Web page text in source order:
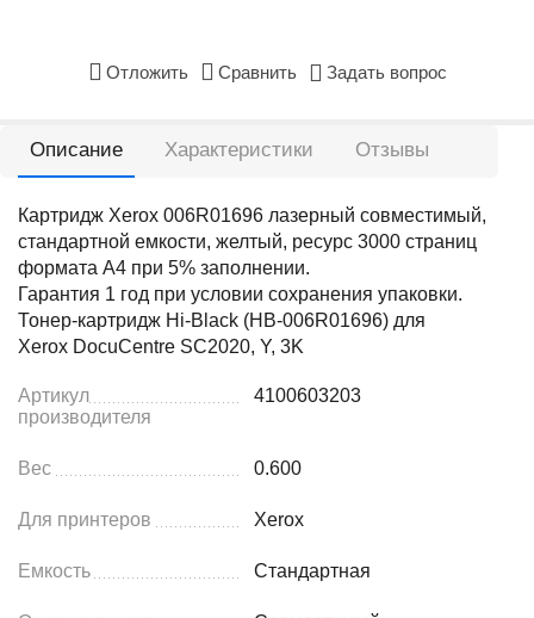
Отложить Сравнить Задать вопрос
Описание Характеристики Отзывы
Картридж Xerox 006R01696 лазерный совместимый,
стандартной емкости, желтый, ресурс 3000 страниц
формата А4 при 5% заполнении.
Гарантия 1 год при условии сохранения упаковки.
Тонер-картридж Hi-Black (HB-006R01696) для
Xerox DocuCentre SC2020, Y, 3K
Артикул
производителя
4100603203
Вес 0.600
Для принтеров Xerox
Емкость Стандартная